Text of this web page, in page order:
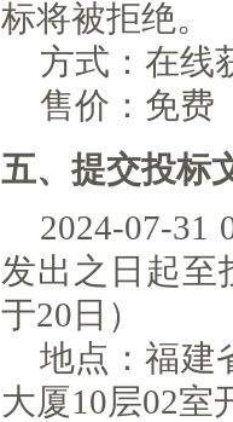
标将被拒绝。
方式： 在线
售价：免费
五、提交投标
2024-07-31
发出之日起至
于20日）
地点：福建
大厦10层02室